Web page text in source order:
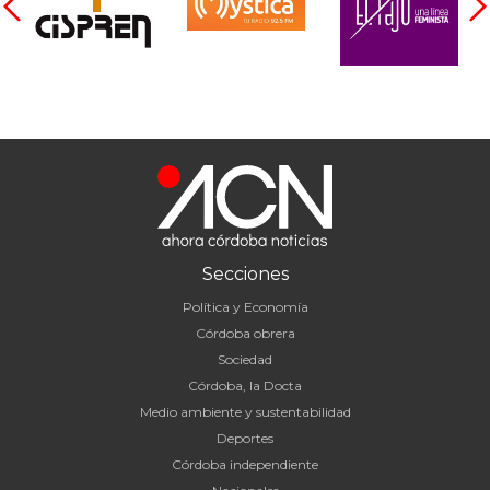
Secciones
Política y Economía
Córdoba obrera
Sociedad
Córdoba, la Docta
Medio ambiente y sustentabilidad
Deportes
Córdoba independiente